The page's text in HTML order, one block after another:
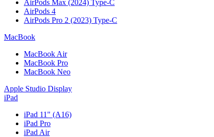
AirPods Max (2024) Type-C
AirPods 4
AirPods Pro 2 (2023) Type-C
MacBook
MacBook Air
MacBook Pro
MacBook Neo
Apple Studio Display
iPad
iPad 11" (A16)
iPad Pro
iPad Air